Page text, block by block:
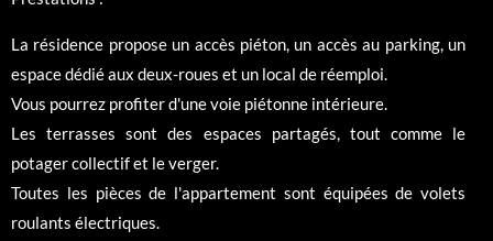
La résidence propose un accès piéton, un accès au parking, un
espace dédié aux deux-roues et un local de réemploi.
Vous pourrez profiter d'une voie piétonne intérieure.
Les terrasses sont des espaces partagés, tout comme le
potager collectif et le verger.
Toutes les pièces de l'appartement sont équipées de volets
roulants électriques.